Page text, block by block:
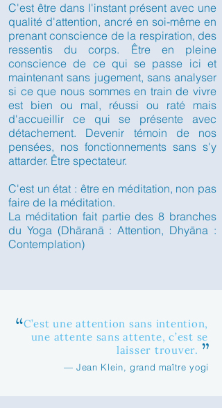
C'est être dans l'instant présent avec une
qualité d'attention, ancré en soi-même en
prenant conscience de la respiration, des
ressentis du corps. Être en pleine
conscience de ce qui se passe ici et
maintenant sans jugement, sans analyser
si ce que nous sommes en train de vivre
est bien ou mal, réussi ou raté mais
d'accueillir ce qui se présente avec
détachement. Devenir témoin de nos
pensées, nos fonctionnements sans s'y
attarder. Être spectateur.
C'est un état : être en méditation, non pas
faire de la méditation.
La méditation fait partie des 8 branches
du Yoga (Dhāranā : Attention, Dhyāna :
Contemplation)
C’est une attention sans intention,
une attente sans attente, c’est se
laisser trouver.
“
— Jean Klein, grand maître yogi
”